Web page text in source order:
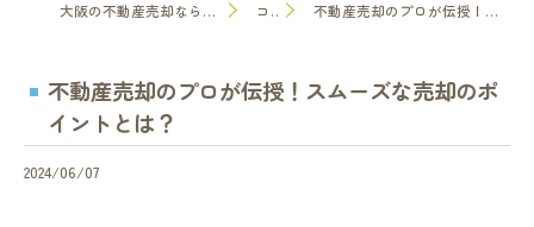
大阪の不動産売却なら株式会社リクソラ住宅販売 コラム 不動産売却のプロが伝授！スムーズな売却のポイントとは？
不動産売却のプロが伝授！スムーズな売却のポ
イントとは？
2024/06/07